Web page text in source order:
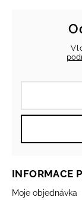
INFORMACE
Moje objednávka